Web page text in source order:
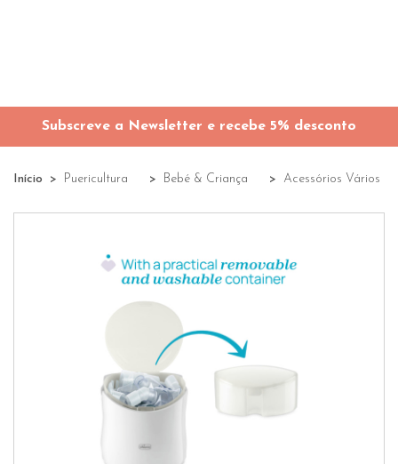
Subscreve a Newsletter e recebe 5% desconto
Início Puericultura Bebé & Criança Acessórios Vários